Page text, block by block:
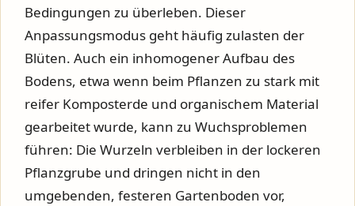
Bedingungen zu überleben. Dieser
Anpassungsmodus geht häufig zulasten der
Blüten. Auch ein inhomogener Aufbau des
Bodens, etwa wenn beim Pflanzen zu stark mit
reifer Komposterde und organischem Material
gearbeitet wurde, kann zu Wuchsproblemen
führen: Die Wurzeln verbleiben in der lockeren
Pflanzgrube und dringen nicht in den
umgebenden, festeren Gartenboden vor,